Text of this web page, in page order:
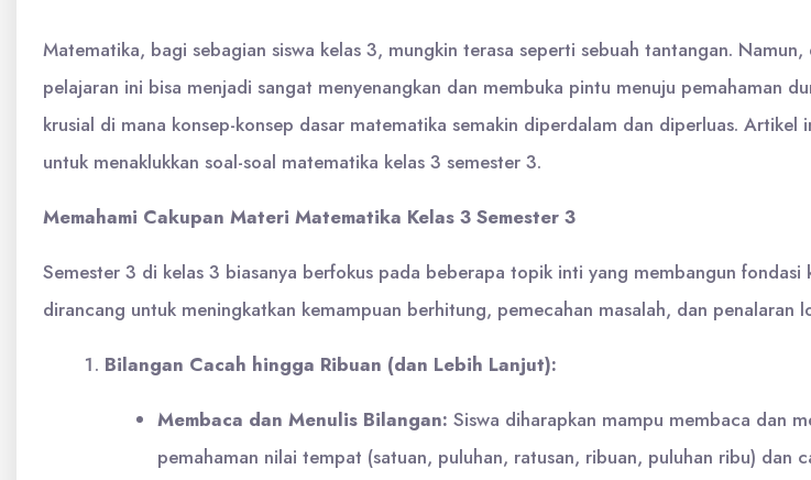
Matematika, bagi sebagian siswa kelas 3, mungkin terasa seperti sebuah tantangan.
pelajaran ini bisa menjadi sangat menyenangkan dan membuka pintu menuju pemahaman
krusial di mana konsep-konsep dasar matematika semakin diperdalam dan diperluas.
untuk menaklukkan soal-soal matematika kelas 3 semester 3.
Memahami Cakupan Materi Matematika Kelas 3 Semester 3
Semester 3 di kelas 3 biasanya berfokus pada beberapa topik inti yang membangun
dirancang untuk meningkatkan kemampuan berhitung, pemecahan masalah, dan
Bilangan Cacah hingga Ribuan (dan Lebih Lanjut):
Membaca dan Menulis Bilangan: Siswa diharapkan mampu membaca dan
pemahaman nilai tempat (satuan, puluhan, ratusan, ribuan, puluhan ribu) dan